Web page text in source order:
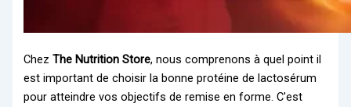
ChezThe Nutrition Store, nous comprenons à quel point il
est important de choisir la bonne protéine de lactosérum
pour atteindre vos objectifs de remise en forme. C'est